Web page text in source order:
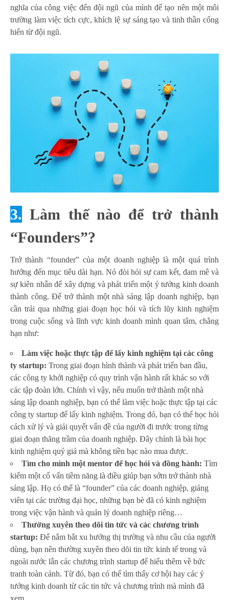
nghĩa của công việc đến đội ngũ của mình để tạo nên một môi
trường làm việc tích cực, khích lệ sự sáng tạo và tinh thần cống
hiến từ đội ngũ.
3. Làm thế nào để trở thành
“Founders”?
Trở thành “founder” của một doanh nghiệp là một quá trình
hướng đến mục tiêu dài hạn. Nó đòi hỏi sự cam kết, đam mê và
sự kiên nhẫn để xây dựng và phát triển một ý tưởng kinh doanh
thành công. Để trở thành một nhà sáng lập doanh nghiệp, bạn
cần trải qua những giai đoạn học hỏi và tích lũy kinh nghiệm
trong cuộc sống và lĩnh vực kinh doanh mình quan tâm, chẳng
hạn như:
Làm việc hoặc thực tập để lấy kinh nghiệm tại các công
ty startup: Trong giai đoạn hình thành và phát triển ban đầu,
các công ty khởi nghiệp có quy trình vận hành rất khác so với
các tập đoàn lớn. Chính vì vậy, nếu muốn trở thành một nhà
sáng lập doanh nghiệp, bạn có thể làm việc hoặc thực tập tại các
công ty startup để lấy kinh nghiệm. Trong đó, bạn có thể học hỏi
cách xử lý và giải quyết vấn đề của người đi trước trong từng
giai đoạn thăng trầm của doanh nghiệp. Đây chính là bài học
kinh nghiệm quý giá mà không tiền bạc nào mua được.
Tìm cho mình một mentor để học hỏi và đồng hành: Tìm
kiếm một cố vấn tiềm năng là điều giúp bạn sớm trở thành nhà
sáng lập. Họ có thể là “founder” của các doanh nghiệp, giảng
viên tại các trường đại học, những bạn bè đã có kinh nghiệm
trong việc vận hành và quản lý doanh nghiệp riêng…
Thường xuyên theo dõi tin tức và các chương trình
startup: Để nắm bắt xu hướng thị trường và nhu cầu của người
dùng, bạn nên thường xuyên theo dõi tin tức kinh tế trong và
ngoài nước lẫn các chương trình startup để hiểu thêm về bức
tranh toàn cảnh. Từ đó, bạn có thể tìm thấy cơ hội hay các ý
tưởng kinh doanh từ các tin tức và chương trình mà mình đã
xem.